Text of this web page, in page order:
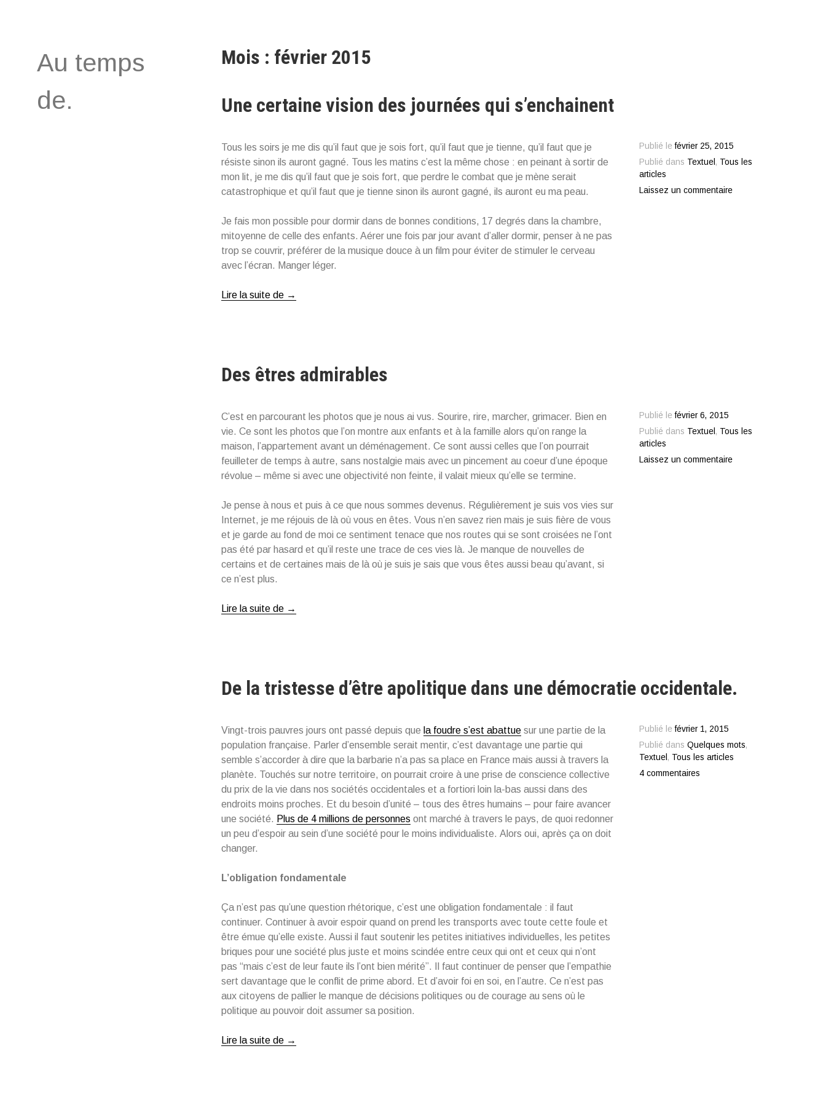
Au temps
de.
Mois : février 2015
Une certaine vision des journées qui s’enchainent
Publié lefévrier 25, 2015
Publié dans Textuel , Tous les
articles
Laissez un commentaire
Tous les soirs je me dis qu’il faut que je sois fort, qu’il faut que je tienne, qu’il faut que je
résiste sinon ils auront gagné. Tous les matins c’est la même chose : en peinant à sortir de
mon lit, je me dis qu’il faut que je sois fort, que perdre le combat que je mène serait
catastrophique et qu’il faut que je tienne sinon ils auront gagné, ils auront eu ma peau.
Je fais mon possible pour dormir dans de bonnes conditions, 17 degrés dans la chambre,
mitoyenne de celle des enfants. Aérer une fois par jour avant d’aller dormir, penser à ne pas
trop se couvrir, préférer de la musique douce à un film pour éviter de stimuler le cerveau
avec l’écran. Manger léger.
Lire la suite de « Une
qui
s’enchainent »
→
Des êtres admirables
Publié lefévrier 6, 2015
Publié dans Textuel , Tous les
articles
Laissez un commentaire
C’est en parcourant les photos que je nous ai vus. Sourire, rire, marcher, grimacer. Bien en
vie. Ce sont les photos que l’on montre aux enfants et à la famille alors qu’on range la
maison, l’appartement avant un déménagement. Ce sont aussi celles que l’on pourrait
feuilleter de temps à autre, sans nostalgie mais avec un pincement au coeur d’une époque
révolue – même si avec une objectivité non feinte, il valait mieux qu’elle se termine.
Je pense à nous et puis à ce que nous sommes devenus. Régulièrement je suis vos vies sur
Internet, je me réjouis de là où vous en êtes. Vous n’en savez rien mais je suis fière de vous
et je garde au fond de moi ce sentiment tenace que nos routes qui se sont croisées ne l’ont
pas été par hasard et qu’il reste une trace de ces vies là. Je manque de nouvelles de
certains et de certaines mais de là où je suis je sais que vous êtes aussi beau qu’avant, si
ce n’est plus.
Lire la suite de « Des
→
De la tristesse d’être apolitique dans une démocratie occidentale.
Publié lefévrier 1, 2015
Publié dansQuelques mots,
Textuel , Tous les articles
4 commentaires
Vingt-trois pauvres jours ont passé depuis que la foudre s’est abattue sur une partie de la
population française. Parler d’ensemble serait mentir, c’est davantage une partie qui
semble s’accorder à dire que la barbarie n’a pas sa place en France mais aussi à travers la
planète. Touchés sur notre territoire, on pourrait croire à une prise de conscience collective
du prix de la vie dans nos sociétés occidentales et a fortiori loin la-bas aussi dans des
endroits moins proches. Et du besoin d’unité – tous des êtres humains – pour faire avancer
une société. Plus de 4 millions de personnes ont marché à travers le pays, de quoi redonner
un peu d’espoir au sein d’une société pour le moins individualiste. Alors oui, après ça on doit
changer.
L’obligation fondamentale
Ça n’est pas qu’une question rhétorique, c’est une obligation fondamentale : il faut
continuer. Continuer à avoir espoir quand on prend les transports avec toute cette foule et
être émue qu’elle existe. Aussi il faut soutenir les petites initiatives individuelles, les petites
briques pour une société plus juste et moins scindée entre ceux qui ont et ceux qui n’ont
pas “mais c’est de leur faute ils l’ont bien mérité”. Il faut continuer de penser que l’empathie
sert davantage que le conflit de prime abord. Et d’avoir foi en soi, en l’autre. Ce n’est pas
aux citoyens de pallier le manque de décisions politiques ou de courage au sens où le
politique au pouvoir doit assumer sa position.
Lire la suite de « De
→